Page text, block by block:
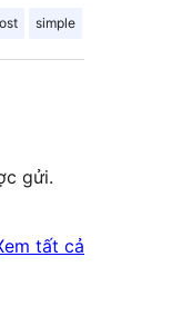
simple
gửi.
tất cả